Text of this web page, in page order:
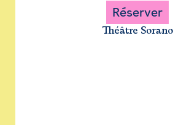
Réserver
Théâtre Sorano